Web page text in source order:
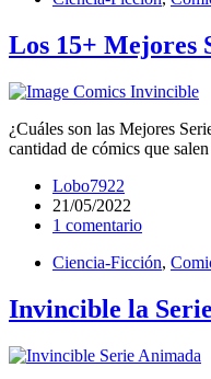
Los 15+ Mejores
¿Cuáles son las Mejores
cantidad de cómics que
Lobo7922
21/05/2022
1 comentario
Ciencia-Ficción,
Invincible la